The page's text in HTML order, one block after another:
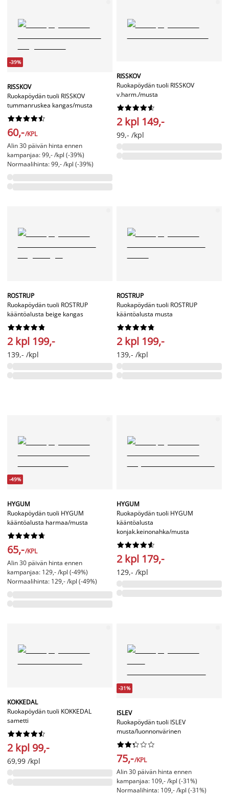
-39%
RISSKOV
Ruokapöydän tuoli RISSKOV
tummanruskea kangas/musta






60,-/KPL
Alin 30 päivän hinta ennen
kampanjaa: 99,- /kpl (-39%)
Normaalihinta: 99,- /kpl (-39%)
RISSKOV
Ruokapöydän tuoli RISSKOV
v.harm./musta






2 kpl 149,-
99,- /kpl
ROSTRUP
Ruokapöydän tuoli ROSTRUP
kääntöalusta beige kangas






2 kpl 199,-
139,- /kpl
ROSTRUP
Ruokapöydän tuoli ROSTRUP
kääntöalusta musta






2 kpl 199,-
139,- /kpl
-49%
HYGUM
Ruokapöydän tuoli HYGUM
kääntöalusta harmaa/musta






65,-/KPL
Alin 30 päivän hinta ennen
kampanjaa: 129,- /kpl (-49%)
Normaalihinta: 129,- /kpl (-49%)
HYGUM
Ruokapöydän tuoli HYGUM
kääntöalusta
konjak.keinonahka/musta






2 kpl 179,-
129,- /kpl
KOKKEDAL
Ruokapöydän tuoli KOKKEDAL
sametti






2 kpl 99,-
69,99 /kpl
-31%
ISLEV
Ruokapöydän tuoli ISLEV
musta/luonnonvärinen






75,-/KPL
Alin 30 päivän hinta ennen
kampanjaa: 109,- /kpl (-31%)
Normaalihinta: 109,- /kpl (-31%)